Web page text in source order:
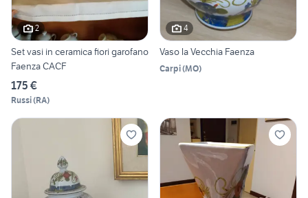
2
Set vasi in ceramica fiori garofano
Faenza CACF
175 €
Russi(RA)
4
Vaso la Vecchia Faenza
Carpi(MO)